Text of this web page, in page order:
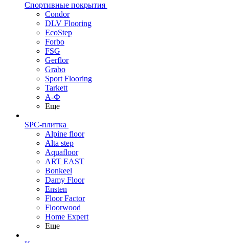
Спортивные покрытия
Condor
DLV Flooring
EcoStep
Forbo
FSG
Gerflor
Grabo
Sport Flooring
Tarkett
А-Ф
Еще
SPC-плитка
Alpine floor
Alta step
Aquafloor
ART EAST
Bonkeel
Damy Floor
Ensten
Floor Factor
Floorwood
Home Expert
Еще